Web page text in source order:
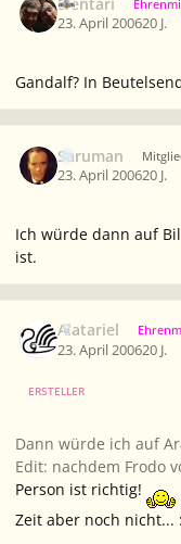
23. April 200620 J.
Gandalf? In
Saruman
23. April 200620 J.
Ich würde dann auf
ist.
Alatariel
23. April 200620 J.
ERSTELLER
Dann würde ich auf
Edit: nachdem Frodo
Person ist richtig!
Zeit aber noch nicht...